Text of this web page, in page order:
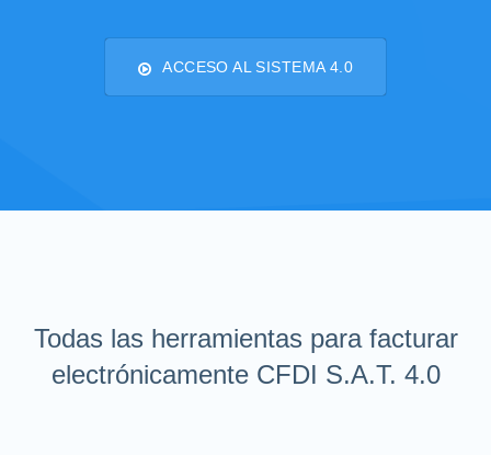
ACCESO AL SISTEMA 4.0
Todas las herramientas para facturar
electrónicamente CFDI S.A.T. 4.0